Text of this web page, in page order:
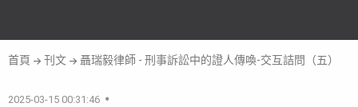
首頁 刊文 聶瑞毅律師 - 刑事訴訟中的證人傳喚-交互詰問（五）
2025-03-15 00:31:46